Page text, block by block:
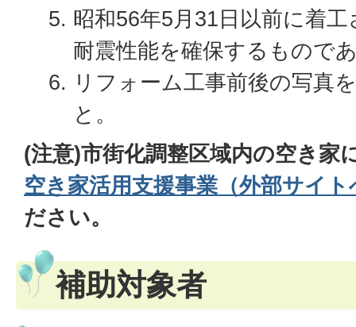
昭和56年5月31日以前に着
耐震性能を確保するもので
リフォーム工事前後の写真
と。
(注意)市街化調整区域内の空き家
空き家活用支援事業（外部サイ
ださい。
補助対象者